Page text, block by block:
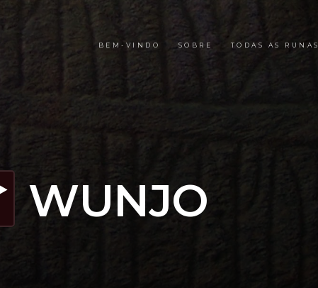
BEM-VINDO SOBRE TODAS AS RUNAS
WUNJO